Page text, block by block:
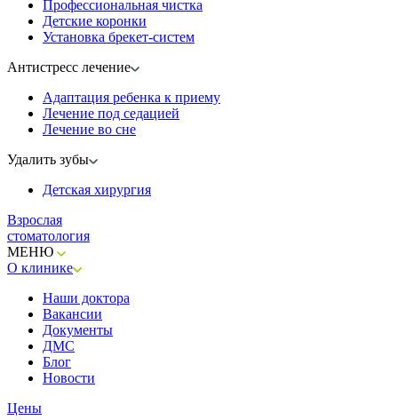
Профессиональная чистка
Детские коронки
Установка брекет-систем
Антистресс лечение
Адаптация ребенка к приему
Лечение под седацией
Лечение во сне
Удалить зубы
Детская хирургия
Взрослая
стоматология
МЕНЮ
О клинике
Наши доктора
Вакансии
Документы
ДМС
Блог
Новости
Цены